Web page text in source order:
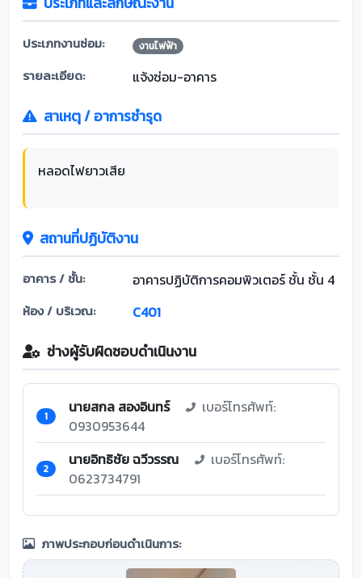
ประเภทงานซ่อม: งานไฟฟ้า
รายละเอียด: แจ้งซ่อม-อาคาร
สาเหตุ / อาการชำรุด
หลอดไฟยาวเสีย
สถานที่ปฏิบัติงาน
อาคาร / ชั้น: อาคารปฏิบัติการคอมพิวเตอร์ ชั้น ชั้น 4
ห้อง / บริเวณ: C401
ช่างผู้รับผิดชอบดำเนินงาน
1 นายสกล สองอินทร์
เบอร์โทรศัพท์:
0930953644
2 นายอิทธิชัย ฉวีวรรณ
เบอร์โทรศัพท์:
0623734791
ภาพประกอบก่อนดำเนินการ: